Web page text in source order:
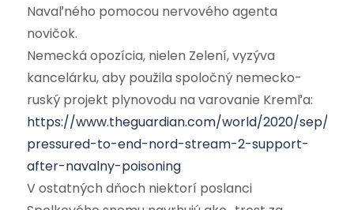
Navaľného pomocou nervového agenta
novičok.
Nemecká opozícia, nielen Zelení, vyzýva
kancelárku, aby použila spoločný nemecko-
ruský projekt plynovodu na varovanie Kremľa:
https://www.theguardian.com/world/2020/sep/
pressured-to-end-nord-stream-2-support-
after-navalny-poisoning
V ostatných dňoch niektorí poslanci